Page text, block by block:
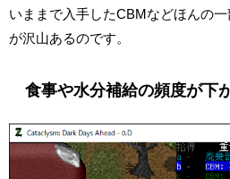
いままで入手したCBMなどほんの
が沢山あるのです。
食事や水分補給の頻度が下